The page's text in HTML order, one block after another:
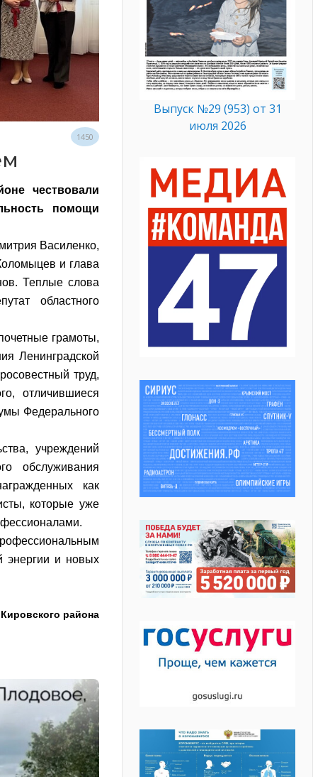
1450
чествовали
помощи
Василенко,
и глава
Теплые слова
областного
грамоты,
Ленинградской
труд,
отличившиеся
Федерального
учреждений
обслуживания
как
которые уже
энергии и новых
района
Выпуск №29 (953) от 31
июля 2026